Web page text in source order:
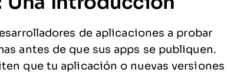
de aplicaciones a probar
antes de que sus apps se publiquen.
que tu aplicación o nuevas versiones